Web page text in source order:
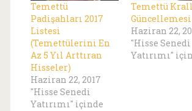
Temettü
Padişahları 2017
Listesi
(Temettülerini En
Az 5 Yıl Arttıran
Hisseler)
Haziran 22, 2017
"Hisse Senedi
Yatırımı" içinde
Temettü
Güncellemesi
Haziran 22,
"Hisse Senedi
Yatırımı"